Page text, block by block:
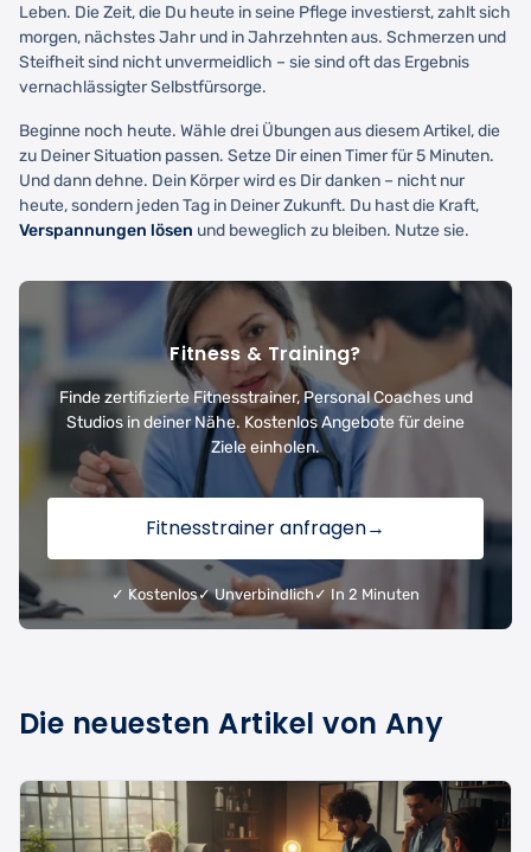
Leben. Die Zeit, die Du heute in seine Pflege investierst, zahlt sich
morgen, nächstes Jahr und in Jahrzehnten aus. Schmerzen und
Steifheit sind nicht unvermeidlich – sie sind oft das Ergebnis
vernachlässigter Selbstfürsorge.
Beginne noch heute. Wähle drei Übungen aus diesem Artikel, die
zu Deiner Situation passen. Setze Dir einen Timer für 5 Minuten.
Und dann dehne. Dein Körper wird es Dir danken – nicht nur
heute, sondern jeden Tag in Deiner Zukunft. Du hast die Kraft,
Verspannungen lösen und beweglich zu bleiben. Nutze sie.
Fitness & Training?
Finde zertifizierte Fitnesstrainer, Personal Coaches und
Studios in deiner Nähe. Kostenlos Angebote für deine
Ziele einholen.
Fitnesstrainer anfragen→
✓ Kostenlos✓ Unverbindlich ✓ In 2 Minuten
Die neuesten Artikel von Any